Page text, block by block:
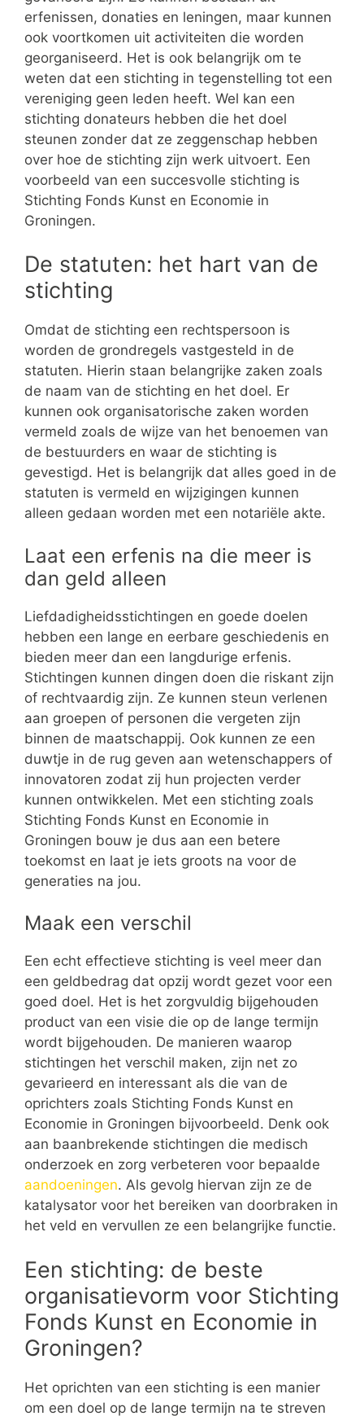
erfenissen, donaties en leningen, maar kunnen
ook voortkomen uit activiteiten die worden
georganiseerd. Het is ook belangrijk om te
weten dat een stichting in tegenstelling tot een
vereniging geen leden heeft. Wel kan een
stichting donateurs hebben die het doel
steunen zonder dat ze zeggenschap hebben
over hoe de stichting zijn werk uitvoert. Een
voorbeeld van een succesvolle stichting is
Stichting Fonds Kunst en Economie in
Groningen.
De statuten: het hart van de
stichting
Omdat de stichting een rechtspersoon is
worden de grondregels vastgesteld in de
statuten. Hierin staan belangrijke zaken zoals
de naam van de stichting en het doel. Er
kunnen ook organisatorische zaken worden
vermeld zoals de wijze van het benoemen van
de bestuurders en waar de stichting is
gevestigd. Het is belangrijk dat alles goed in de
statuten is vermeld en wijzigingen kunnen
alleen gedaan worden met een notariële akte.
Laat een erfenis na die meer is
dan geld alleen
Liefdadigheidsstichtingen en goede doelen
hebben een lange en eerbare geschiedenis en
bieden meer dan een langdurige erfenis.
Stichtingen kunnen dingen doen die riskant zijn
of rechtvaardig zijn. Ze kunnen steun verlenen
aan groepen of personen die vergeten zijn
binnen de maatschappij. Ook kunnen ze een
duwtje in de rug geven aan wetenschappers of
innovatoren zodat zij hun projecten verder
kunnen ontwikkelen. Met een stichting zoals
Stichting Fonds Kunst en Economie in
Groningen bouw je dus aan een betere
toekomst en laat je iets groots na voor de
generaties na jou.
Maak een verschil
Een echt effectieve stichting is veel meer dan
een geldbedrag dat opzij wordt gezet voor een
goed doel. Het is het zorgvuldig bijgehouden
product van een visie die op de lange termijn
wordt bijgehouden. De manieren waarop
stichtingen het verschil maken, zijn net zo
gevarieerd en interessant als die van de
oprichters zoals Stichting Fonds Kunst en
Economie in Groningen bijvoorbeeld. Denk ook
aan baanbrekende stichtingen die medisch
onderzoek en zorg verbeteren voor bepaalde
aandoeningen. Als gevolg hiervan zijn ze de
katalysator voor het bereiken van doorbraken in
het veld en vervullen ze een belangrijke functie.
Een stichting: de beste
organisatievorm voor Stichting
Fonds Kunst en Economie in
Groningen?
Het oprichten van een stichting is een manier
om een doel op de lange termijn na te streven